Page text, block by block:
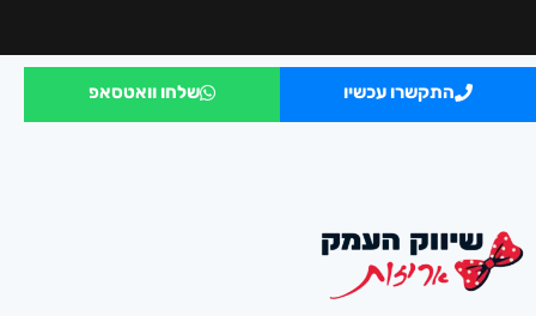
התקשרו עכשיו שלחו וואטסאפ